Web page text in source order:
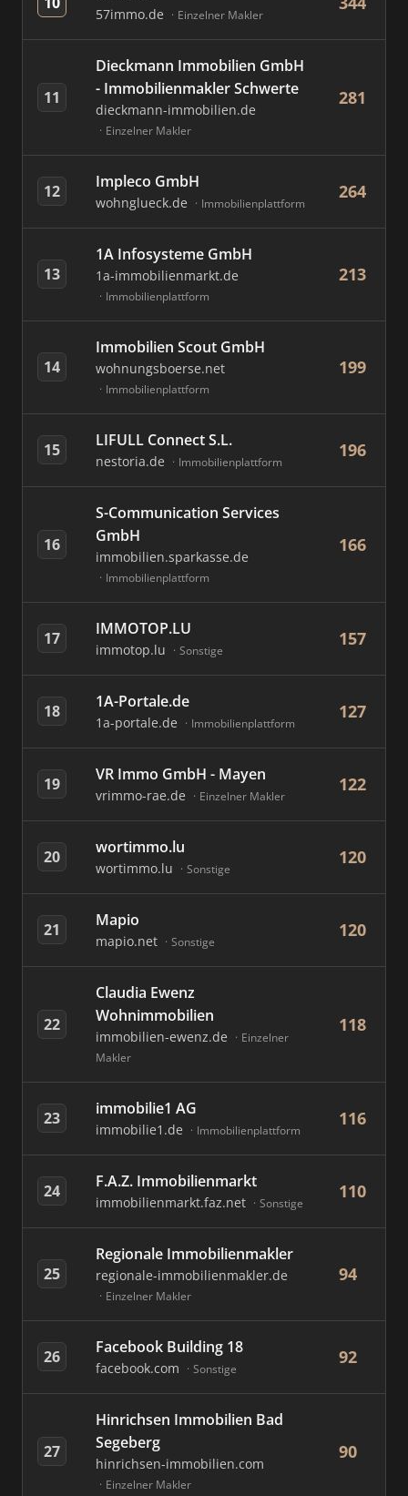
57immo.de Einzelner Makler
11
Dieckmann Immobilien GmbH
- Immobilienmakler Schwerte
dieckmann-immobilien.de
Einzelner Makler
281
12 Impleco GmbH
wohnglueck.de Immobilienplattform
264
13
1A Infosysteme GmbH
1a-immobilienmarkt.de
Immobilienplattform
213
14
Immobilien Scout GmbH
wohnungsboerse.net
Immobilienplattform
199
15 LIFULL Connect S.L.
nestoria.de Immobilienplattform
196
16
S-Communication Services
GmbH
immobilien.sparkasse.de
Immobilienplattform
166
17 IMMOTOP.LU
immotop.lu Sonstige
157
18 1A-Portale.de
1a-portale.de Immobilienplattform
127
19 VR Immo GmbH - Mayen
vrimmo-rae.de Einzelner Makler
122
20 wortimmo.lu
wortimmo.lu Sonstige
120
21 Mapio
mapio.net Sonstige
120
22
Claudia Ewenz
Wohnimmobilien
immobilien-ewenz.de
Einzelner
Makler
118
23 immobilie1 AG
immobilie1.de Immobilienplattform
116
24 F.A.Z. Immobilienmarkt
immobilienmarkt.faz.net Sonstige
110
25
Regionale Immobilienmakler
regionale-immobilienmakler.de
Einzelner Makler
94
26 Facebook Building 18
facebook.com Sonstige
92
27
Hinrichsen Immobilien Bad
Segeberg
hinrichsen-immobilien.com
Einzelner Makler
90